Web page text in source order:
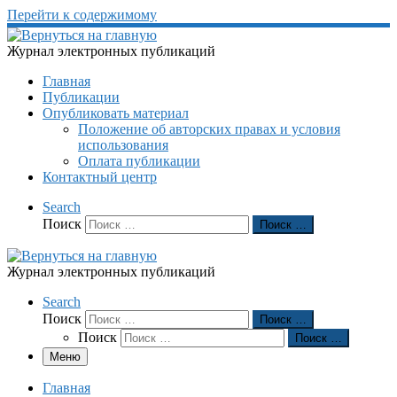
Перейти к содержимому
Журнал электронных публикаций
Главная
Публикации
Опубликовать материал
Положение об авторских правах и условия
использования
Оплата публикации
Контактный центр
Search
Поиск
Поиск …
Журнал электронных публикаций
Search
Поиск
Поиск …
Поиск
Поиск …
Меню
Главная